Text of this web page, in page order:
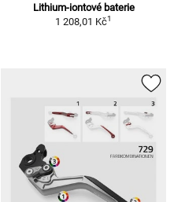
Lithium-iontové baterie
1 208,01 Kč1